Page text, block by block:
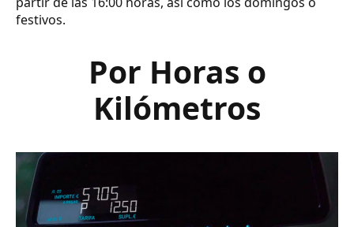
festivos.
Por Horas o
Kilómetros